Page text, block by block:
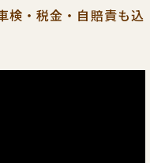
検・税金・自賠責も込